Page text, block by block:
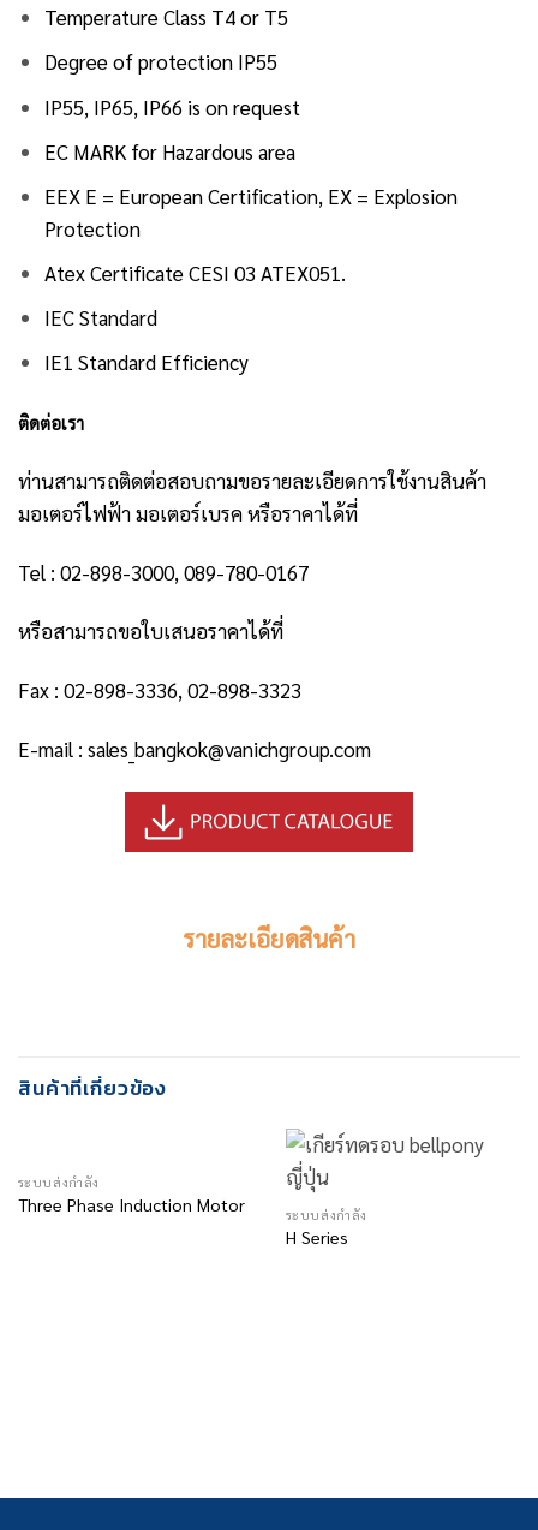
Temperature Class T4 or T5
Degree of protection IP55
IP55, IP65, IP66 is on request
EC MARK for Hazardous area
EEX E = European Certification, EX = Explosion
Protection
Atex Certificate CESI 03 ATEX051.
IEC Standard
IE1 Standard Efficiency
ติดต่อเรา
ท่านสามารถติดต่อสอบถามขอรายละเอียดการใช้งานสินค้า
มอเตอร์ไฟฟ้า มอเตอร์เบรค หรือราคาได้ที่
Tel : 02-898-3000, 089-780-0167
หรือสามารถขอใบเสนอราคาได้ที่
Fax : 02-898-3336, 02-898-3323
E-mail : sales_bangkok@vanichgroup.com
รายละเอียดสินค้า
สินค้าที่เกี่ยวข้อง
ระบบส่งกำลัง
Three Phase Induction Motor ระบบส่งกำลัง
H Series